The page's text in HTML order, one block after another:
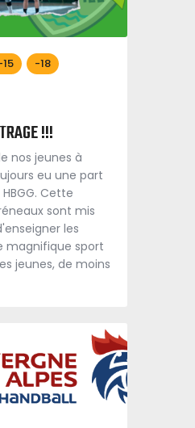
-18
!!!
nos jeunes à
eu une part
Cette
sont mis
les
magnifique sport
jeunes, de moins